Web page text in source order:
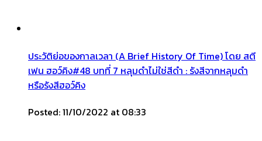
ประวัติย่อของกาลเวลา (A Brief History Of Time) โดย สตี
เฟน ฮอว์คิง#48 บทที่ 7 หลุมดำไม่ใช่สีดำ : รังสีจากหลุมดำ
หรือรังสีฮอว์คิง
Posted: 11/10/2022 at 08:33